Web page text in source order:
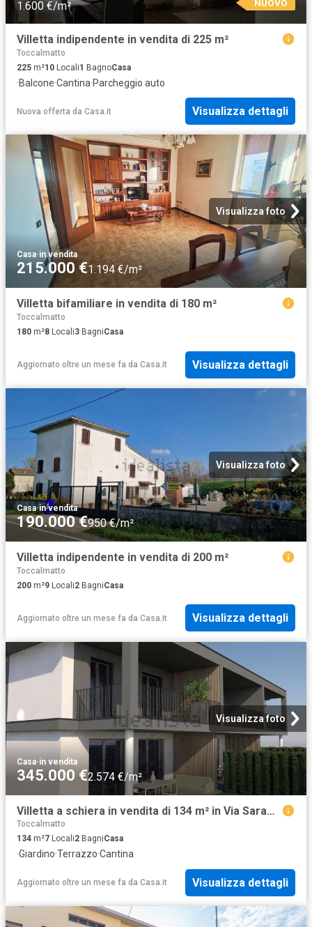
1.600 €/m² NUOVO
Villetta indipendente in vendita di 225 m²
Toccalmatto
225 m²10 Locali1 BagnoCasa
·Balcone·Cantina·Parcheggio auto
Nuova offerta da Casa.it Visualizza dettagli
Visualizza foto
Casa·in vendita
215.000 €1.194 €/m²
Villetta bifamiliare in vendita di 180 m²
Toccalmatto
180 m²8 Locali3 BagniCasa
Aggiornato oltre un mese fa da Casa.it Visualizza dettagli
Visualizza foto
Casa·in vendita
190.000 €950 €/m²
Villetta indipendente in vendita di 200 m²
Toccalmatto
200 m²9 Locali2 BagniCasa
Aggiornato oltre un mese fa da Casa.it Visualizza dettagli
Visualizza foto
Casa·in vendita
345.000 €2.574 €/m²
Villetta a schiera in vendita di 134 m² in Via Saragat
Toccalmatto
134 m²7 Locali2 BagniCasa
·Giardino·Terrazzo·Cantina
Aggiornato oltre un mese fa da Casa.it Visualizza dettagli